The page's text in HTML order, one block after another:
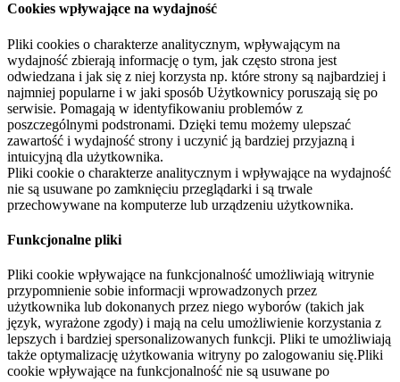
Cookies wpływające na wydajność
Pliki cookies o charakterze analitycznym, wpływającym na
wydajność zbierają informację o tym, jak często strona jest
odwiedzana i jak się z niej korzysta np. które strony są najbardziej i
najmniej popularne i w jaki sposób Użytkownicy poruszają się po
serwisie. Pomagają w identyfikowaniu problemów z
poszczególnymi podstronami. Dzięki temu możemy ulepszać
zawartość i wydajność strony i uczynić ją bardziej przyjazną i
intuicyjną dla użytkownika.
Pliki cookie o charakterze analitycznym i wpływające na wydajność
nie są usuwane po zamknięciu przeglądarki i są trwale
przechowywane na komputerze lub urządzeniu użytkownika.
Funkcjonalne pliki
Pliki cookie wpływające na funkcjonalność umożliwiają witrynie
przypomnienie sobie informacji wprowadzonych przez
użytkownika lub dokonanych przez niego wyborów (takich jak
język, wyrażone zgody) i mają na celu umożliwienie korzystania z
lepszych i bardziej spersonalizowanych funkcji. Pliki te umożliwiają
także optymalizację użytkowania witryny po zalogowaniu się.Pliki
cookie wpływające na funkcjonalność nie są usuwane po